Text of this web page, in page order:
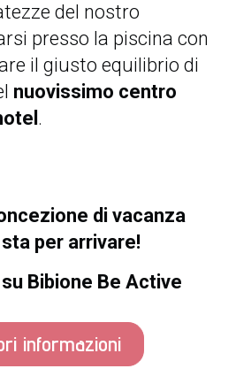
del nostro
presso la piscina con
il giusto equilibrio di
nuovissimo centro
.
di vacanza
per arrivare!
Bibione Be Active
informazioni